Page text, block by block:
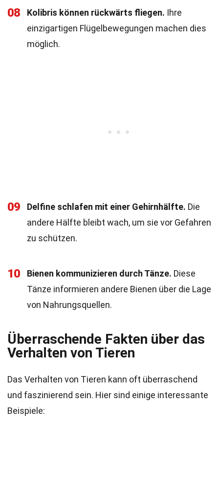
08 Kolibris können rückwärts fliegen. Ihre
einzigartigen Flügelbewegungen machen dies
möglich.
09 Delfine schlafen mit einer Gehirnhälfte. Die
andere Hälfte bleibt wach, um sie vor Gefahren
zu schützen.
10 Bienen kommunizieren durch Tänze. Diese
Tänze informieren andere Bienen über die Lage
von Nahrungsquellen.
Überraschende Fakten über das
Verhalten von Tieren
Das Verhalten von Tieren kann oft überraschend
und faszinierend sein. Hier sind einige interessante
Beispiele: